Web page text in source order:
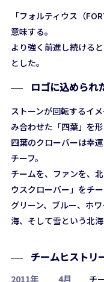
「フォルティウス（
意味する。
より強く前進し続ける
とした。
ロゴに込められ
ストーンが回転するイ
み合わせた「四葉」を形
四葉のクローバーは幸
チーフ。
チームを、ファンを、
ウスクローバー」をチ
グリーン、ブルー、ホ
海、そして雪という北
チームヒストリ
2011年 4月
チ